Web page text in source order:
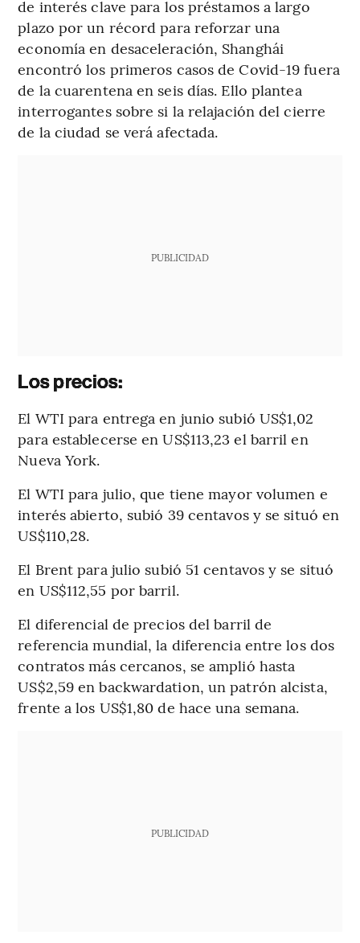
de interés clave para los préstamos a largo
plazo por un récord para reforzar una
economía en desaceleración, Shanghái
encontró los primeros casos de Covid-19 fuera
de la cuarentena en seis días. Ello plantea
interrogantes sobre si la relajación del cierre
de la ciudad se verá afectada.
PUBLICIDAD
Los precios:
El WTI para entrega en junio subió US$1,02
para establecerse en US$113,23 el barril en
Nueva York.
El WTI para julio, que tiene mayor volumen e
interés abierto, subió 39 centavos y se situó en
US$110,28.
El Brent para julio subió 51 centavos y se situó
en US$112,55 por barril.
El diferencial de precios del barril de
referencia mundial, la diferencia entre los dos
contratos más cercanos, se amplió hasta
US$2,59 en backwardation, un patrón alcista,
frente a los US$1,80 de hace una semana.
PUBLICIDAD